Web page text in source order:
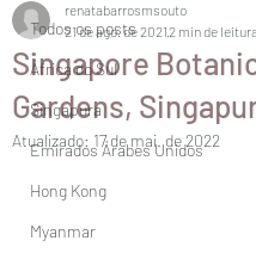
Todos os posts
África do Sul
Singapura
Emirados Árabes Unidos
Hong Kong
Myanmar
Singapore
Gardens,
renatabarrosmsouto
21 de ago. de 20212 min de leitura
Atualizado: 17 de mai. de 2022